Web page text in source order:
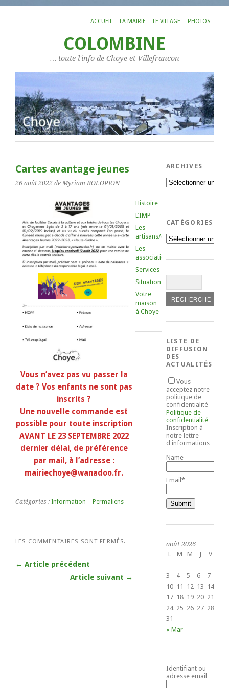
ACCUEIL LA MAIRIE LE VILLAGE PHOTOS
COLOMBINE
… toute l'info de Choye et Villefrancon
Cartes avantage jeunes
26 août 2022 de Myriam BOLOPION
Vous n’avez pas vu passer la
date ? Vos enfants ne sont pas
inscrits ?
Une nouvelle commande est
possible pour toute inscription
AVANT LE 23 SEPTEMBRE 2022
dernier délai, de préférence
par mail, à l’adresse :
mairiechoye@wanadoo.fr.
Catégories : Information Permaliens
LES COMMENTAIRES SONT FERMÉS.
← Article précédent
Article suivant →
Histoire
L’IMP
Les
artisans/commerçants
Les
associations
Services
Situation
Votre
maison
à Choye
ARCHIVES
Archives
CATÉGORIES
Catégories
LISTE DE
DIFFUSION
DES
ACTUALITÉS
Vous
acceptez notre
politique de
confidentialité
Politique de
confidentialité
Inscription à
notre lettre
d'informations
Name
Email*
août 2026
L
M M J V
3
4 5 6 7
10 11 12 13 14
17 18 19 20 21
24 25 26 27 28
31
« Mar
Identifiant ou
adresse email